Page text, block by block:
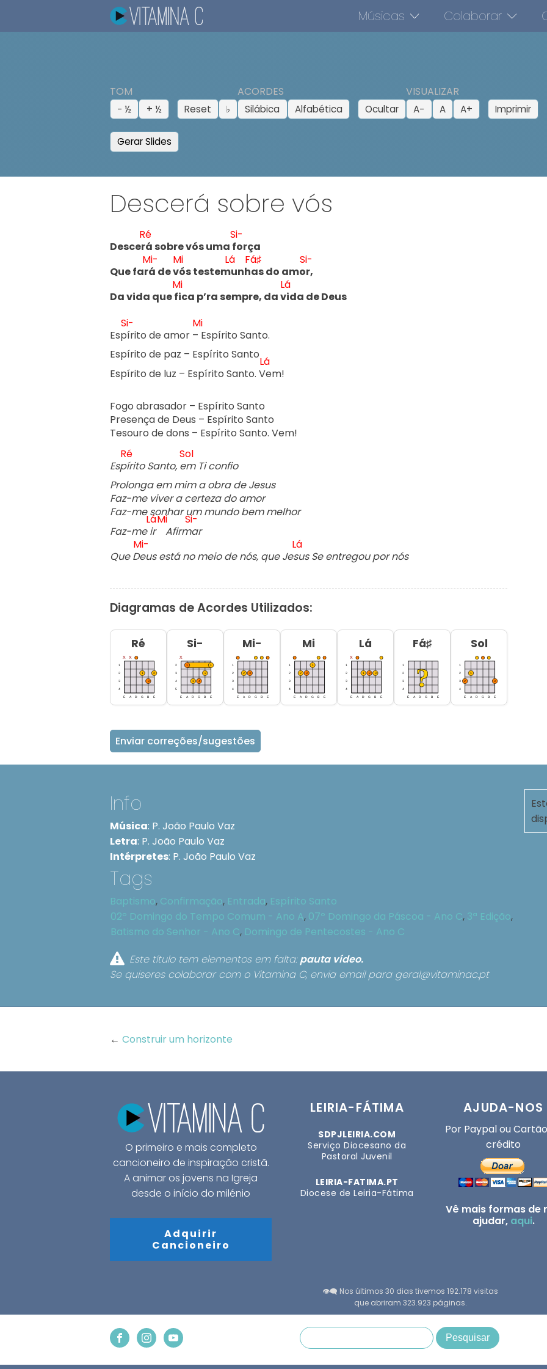
Músicas Colaborar
TOM
− ½ + ½ Reset ♭
ACORDES
Silábica Alfabética Ocultar
VISUALIZAR
A− A A+ Imprimir
Gerar Slides
Descerá sobre vós
Descer
Ré
á sobre vós uma f
Si-
orça
Que far
Mi-
á de v
Mi
ós testem
Lá
unh
Fá♯
as do amo
Si-
r,
Da vida que f
Mi
ica p’ra sempre, da v
Lá
ida de Deus
Esp
Si-
írito de amor –
Mi
Espírito Santo.
Espírito de paz – Espírito Santo
Espírito de luz – Espírito Santo. V
Lá
em!
Fogo abrasador – Espírito Santo
Presença de Deus – Espírito Santo
Tesouro de dons – Espírito Santo. Vem!
Esp
Ré
írito Santo, e
Sol
m Ti confio
Prolonga em mim a obra de Jesus
Faz-me viver a certeza do amor
Faz-me sonhar um mundo bem melhor
Faz-me i
Lá
r
Mi
Afirm
Si-
ar
Que D
Mi-
eus está no meio de nós, que Jes
Lá
us Se entregou por nós
Diagramas de Acordes Utilizados:
Ré Si- Mi- Mi Lá Fá♯ Sol
Enviar correções/sugestões
Info
Música: P. João Paulo Vaz
Letra: P. João Paulo Vaz
Intérpretes: P. João Paulo Vaz
Tags
Baptismo, Confirmação, Entrada, Espírito Santo
02º Domingo do Tempo Comum - Ano A, 07º Domingo da Páscoa - Ano C, 3ª Edição,
Batismo do Senhor - Ano C, Domingo de Pentecostes - Ano C
Este título tem elementos em falta:pauta vídeo.
Se quiseres colaborar com o Vitamina C, envia email para geral@vitaminac.pt
← Construir um horizonte
O primeiro e mais completo
cancioneiro de inspiração cristã.
A animar os jovens na Igreja
desde o início do milénio
Adquirir
Cancioneiro
LEIRIA-FÁTIMA
SDPJLEIRIA.COM
Serviço Diocesano da
Pastoral Juvenil
LEIRIA-FATIMA.PT
Diocese de Leiria-Fátima
AJUDA-NOS
Por Paypal ou
crédito
Vê mais formas de
ajudar, aqui.
👁️‍🗨️ Nos últimos 30 dias tivemos 192.178 visitas
que abriram 323.923 páginas.